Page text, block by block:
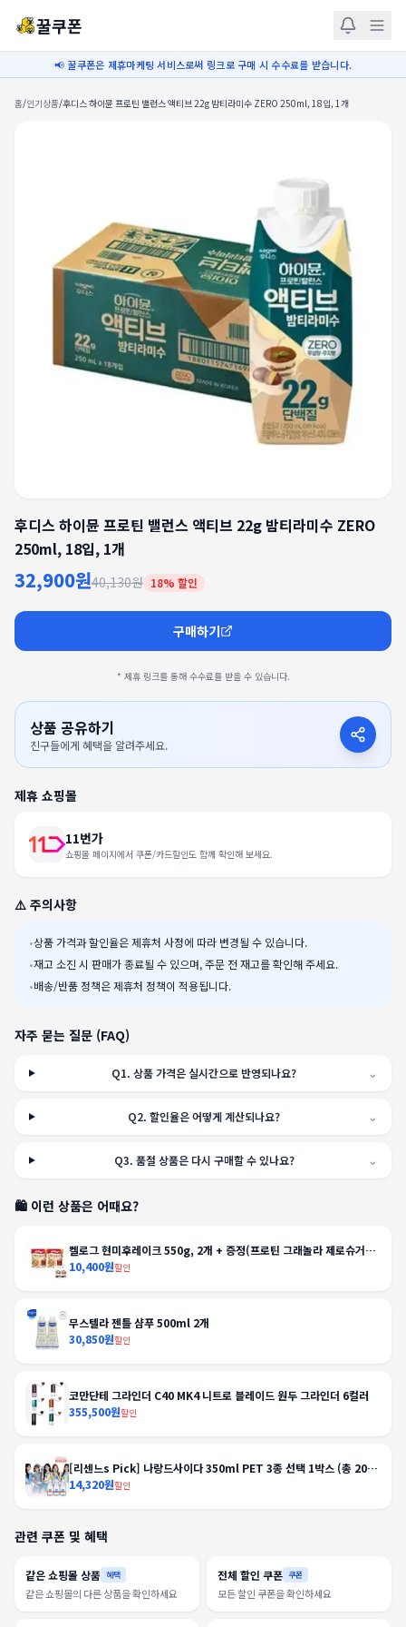
꿀쿠폰
📢 꿀쿠폰은 제휴마케팅 서비스로써 링크로 구매 시 수수료를 받습니다.
홈/인기상품/후디스 하이뮨 프로틴 밸런스 액티브 22g 밤티라미수 ZERO 250ml, 18입, 1개
후디스 하이뮨 프로틴 밸런스 액티브 22g 밤티라미수 ZERO
250ml, 18입, 1개
32,900원40,130원 18% 할인
구매하기
* 제휴 링크를 통해 수수료를 받을 수 있습니다.
상품 공유하기
친구들에게 혜택을 알려주세요.
제휴 쇼핑몰
11번가
쇼핑몰 페이지에서 쿠폰/카드할인도 함께 확인해 보세요.
⚠️ 주의사항
•상품 가격과 할인율은 제휴처 사정에 따라 변경될 수 있습니다.
•재고 소진 시 판매가 종료될 수 있으며, 주문 전 재고를 확인해 주세요.
•배송/반품 정책은 제휴처 정책이 적용됩니다.
자주 묻는 질문 (FAQ)
Q1.상품 가격은 실시간으로 반영되나요? ⌄
Q2.할인율은 어떻게 계산되나요? ⌄
Q3. 품절 상품은 다시 구매할 수 있나요? ⌄
🛍️ 이런 상품은 어때요?
켈로그 현미후레이크 550g, 2개 + 증정(프로틴 그래놀라 제로슈거
40g, 2개)
10,400원할인
무스텔라 젠틀 샴푸 500ml 2개
30,850원할인
코만단테 그라인더 C40 MK4 니트로 블레이드 원두 그라인더 6컬러
355,500원할인
[리센느s Pick] 나랑드사이다 350ml PET 3종 선택 1박스 (총 20
입)
14,320원할인
관련 쿠폰 및 혜택
같은 쇼핑몰 상품 혜택
같은 쇼핑몰의 다른 상품을 확인하세요
전체 할인 쿠폰 쿠폰
모든 할인 쿠폰을 확인하세요